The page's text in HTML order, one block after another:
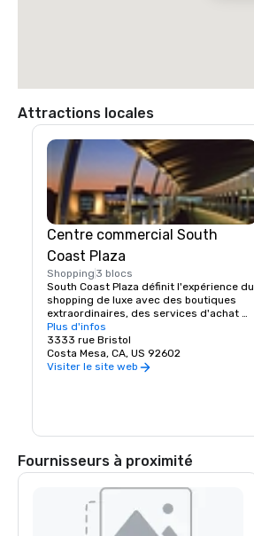
Attractions locales
Centre commercial South
Coast Plaza
Shopping 3 blocs
South Coast Plaza définit l'expérience du
shopping de luxe avec des boutiques
extraordinaires, des services d'achat
personnalisés et des équipements haut
de gamme, le tout à une courte distance
des plus belles plages et stations de
vacances du monde. Le South Coast
Plus d'infos
3333 rue Bristol
Costa Mesa, CA, US 92602
Visiter le site web
Fournisseurs à proximité